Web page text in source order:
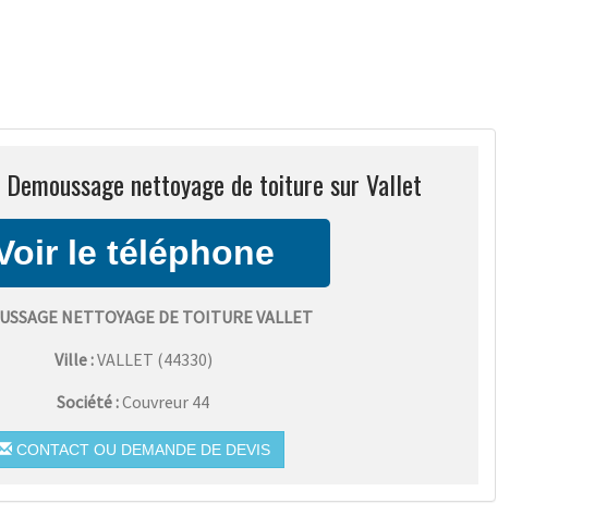
nettoyage de toiture sur Vallet
NETTOYAGE DE TOITURE VALLET
Ville :VALLET (44330)
Société :Couvreur 44
CONTACT OU DEMANDE DE DEVIS